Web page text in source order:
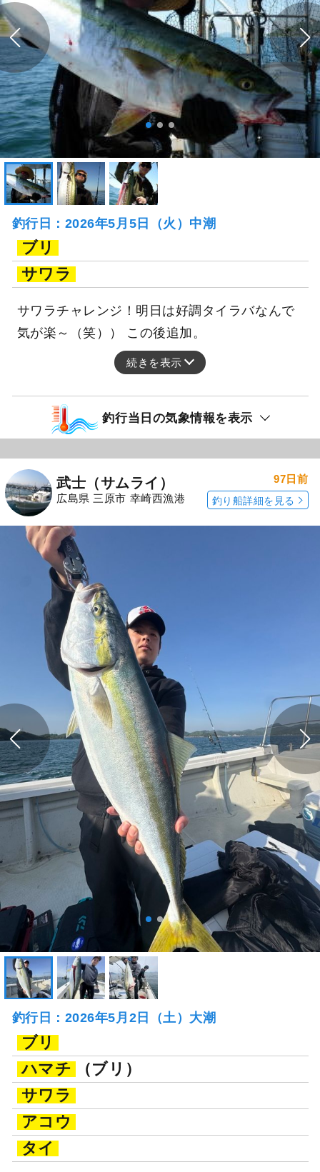
釣行日：2026年5月5日（火）中潮
ブリ
サワラ
サワラチャレンジ！明日は好調タイラバなんで
気が楽～（笑）） この後追加。
続きを表示
釣行当日の気象情報を表示
武士（サムライ）
広島県 三原市 幸崎西漁港
97日前
釣り船詳細を見る
釣行日：2026年5月2日（土）大潮
ブリ
ハマチ
（ブリ）
サワラ
アコウ
タイ